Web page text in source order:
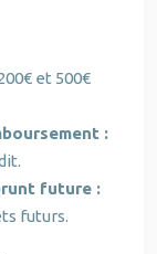
et 500€
:
future :
futurs.